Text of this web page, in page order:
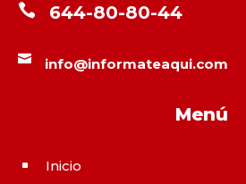
 644-80-80-44
 info@informateaqui.com
Menú
^ Inicio